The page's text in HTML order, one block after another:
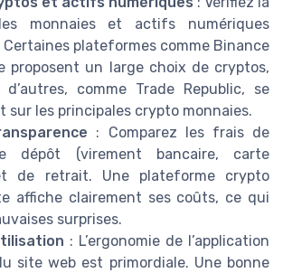
monnaies et actifs numériques
Certaines plateformes comme Binance
proposent un large choix de cryptos,
comme Trade Republic, se
sur les principales crypto monnaies.
: Comparez les frais de
dépôt (virement bancaire, carte
de retrait. Une plateforme crypto
affiche clairement ses coûts, ce qui
surprises.
: L’ergonomie de l’application
site web est primordiale. Une bonne